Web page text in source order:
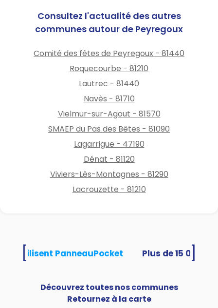
fondations
Les propriétaires occupants
d’une maison individuelle
située en zone d’aléa fort,
sous conditions de ressources
et critères d’éligibilité.
💻 Vérifier votre éligibilité
argile.beta.gouv.fr/simulateur
📞 Être conseillé gratuitement
ADIL 81, conseiller mandaté
par l’État
disposition.
Consultez l'actualité des autres
communes autour de Peyregoux
Comité des fêtes de Peyregoux - 81440
Roquecourbe - 81210
Lautrec - 81440
Navès - 81710
Vielmur-sur-Agout - 81570
SMAEP du Pas des Bêtes - 81090
Lagarrigue - 47190
Dénat - 81120
Viviers-Lès-Montagnes - 81290
Lacrouzette - 81210
utilisent PanneauPocket
Découvrez toutes nos communes
Retournez à la carte